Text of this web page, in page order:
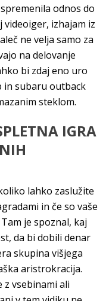
odnos do
izhajam iz
ne velja samo za
na delovanje
bi zdaj eno uro
in subaru outback
steklom.
IGRA
lahko zaslužite
in če so vaše
je spoznal, kaj
da bi dobili denar
skupina višjega
aristrokracija.
vsebinami ali